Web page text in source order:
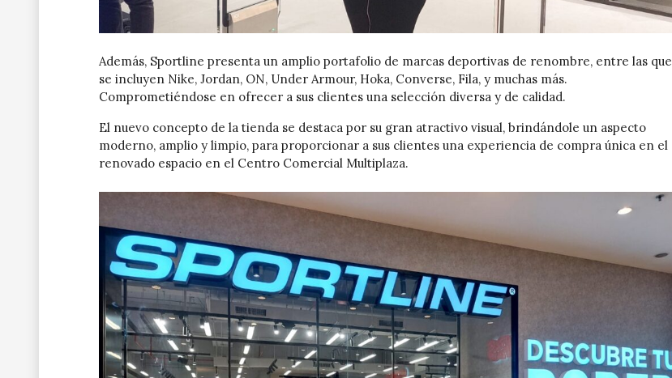
Además, Sportline presenta un amplio portafolio de marcas deportivas de renombre, entre las que
se incluyen Nike, Jordan, ON, Under Armour, Hoka, Converse, Fila, y muchas más.
Comprometiéndose en ofrecer a sus clientes una selección diversa y de calidad.
El nuevo concepto de la tienda se destaca por su gran atractivo visual, brindándole un aspecto
moderno, amplio y limpio, para proporcionar a sus clientes una experiencia de compra única en el
renovado espacio en el Centro Comercial Multiplaza.